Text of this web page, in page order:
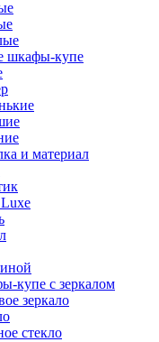
шкафы-купе
и материал
купе с зеркалом
зеркало
стекло